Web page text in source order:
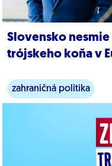
Slovensko
trójskeho koňa v
zahraničná politika